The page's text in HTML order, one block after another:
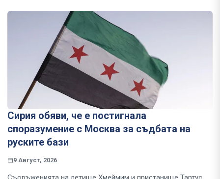
Сирия обяви, че е постигнала
споразумение с Москва за съдбата на
руските бази
9 Август, 2026